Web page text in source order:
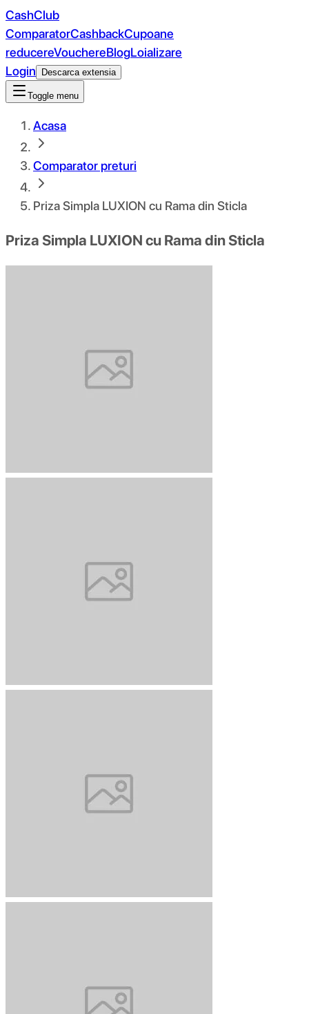
CashClub
ComparatorCashbackCupoane
reducereVouchereBlogLoializare
Login
Descarca extensia
Toggle menu
Acasa
Comparator preturi
Priza Simpla LUXION cu Rama din Sticla
Priza Simpla LUXION cu Rama din Sticla